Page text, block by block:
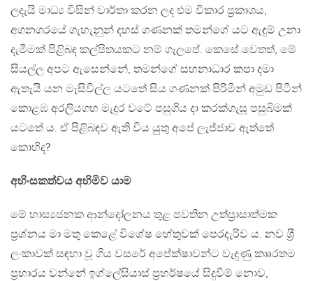
ලදැයි මාධ්‍ය විසින් වාර්තා කරන ලද එම විකාර ප‍්‍රකාශය,
අගනගරයේ ගැහැනුන් දහස් ගණනක් තමන්ගේ යට ඇඳුම් උනා
දැමීමක් පිළිබඳ කල්පිතයකට නම් ගැලපේ. කෙසේ වෙතත්, මේ
සියල්ල අපට ඇසෙන්නේ, තමන්ගේ සහනාධාර කපා දමා
ඇතැයි යන මැසිවිල්ල යටතේ සිය ගණනක් පිරිමින් අමුඩ පිටින්
කොළඹ අරලියගහ මැදුර වටේ පසුගිය දා කරක්ගැසූ පසුබිමක්
යටතේ ය. ඒ පිළිබඳව ඇති විය යුතු අපේ ලැජ්ජාව ඇත්තේ
කොහිද?
අහිංසකත්වය අහිමිව යාම
මේ හාස්‍යජනක ආන්දෝලනය තුළ පවතින උත්ප‍්‍රාසාත්මක
ප‍්‍රශ්නය මා මතු කෙළේ විශේෂ හේතුවක් පෙරදැරිව ය. නව ශ‍්‍රී
ලංකාවක් සඳහා වූ ගිය වසරේ අපේක්ෂාවන්ට වැදුණු කෲරතම
ප‍්‍රහාරය වන්නේ ඉග්ලේසියාස් ප‍්‍රහර්ෂයේ සිදුවීම් නොව,